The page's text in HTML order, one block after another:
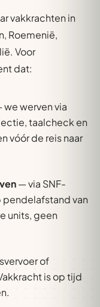
vakkrachten in
Roemenië,
Voor
dat:
we werven via
taalcheck en
vóór de reis naar
— via SNF-
van
units, geen
of
is op tijd